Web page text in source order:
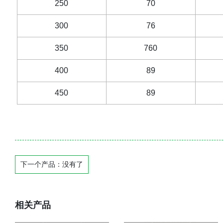
250 70
300 76
350 760
400 89
450 89
下一个产品：没有了
相关产品